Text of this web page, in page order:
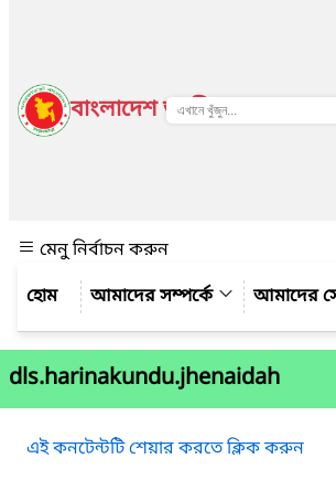
বাংলাদেশ জাতীয় তথ্য বাতায়ন
মেনু নির্বাচন করুন
আমাদের সম্পর্কে
আমাদের
dls.harinakundu.jhenaidah
এই কনটেন্টটি শেয়ার করতে ক্লিক করুন